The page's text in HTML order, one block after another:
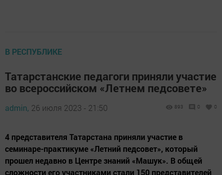
В РЕСПУБЛИКЕ
Татарстанские педагоги приняли участие
во всероссийском «Летнем педсовете»
admin, 26 июля 2023 - 21:50 893 0 0
4 представителя Татарстана приняли участие в
семинаре-практикуме «Летний педсовет», который
прошел недавно в Центре знаний «Машук». В общей
сложности его участниками стали 150 представителей